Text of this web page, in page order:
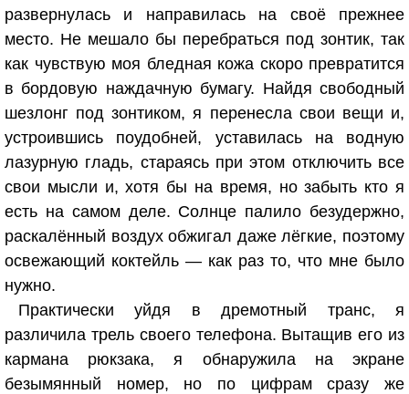
развернулась и направилась на своё прежнее
место. Не мешало бы перебраться под зонтик, так
как чувствую моя бледная кожа скоро превратится
в бордовую наждачную бумагу. Найдя свободный
шезлонг под зонтиком, я перенесла свои вещи и,
устроившись поудобней, уставилась на водную
лазурную гладь, стараясь при этом отключить все
свои мысли и, хотя бы на время, но забыть кто я
есть на самом деле. Солнце палило безудержно,
раскалённый воздух обжигал даже лёгкие, поэтому
освежающий коктейль — как раз то, что мне было
нужно.
Практически уйдя в дремотный транс, я
различила трель своего телефона. Вытащив его из
кармана рюкзака, я обнаружила на экране
безымянный номер, но по цифрам сразу же